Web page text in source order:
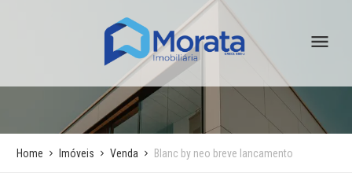
Home Imóveis Venda Blanc by neo breve lancamento